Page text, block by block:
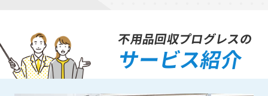
不用品回収プログレスの
サービス紹介